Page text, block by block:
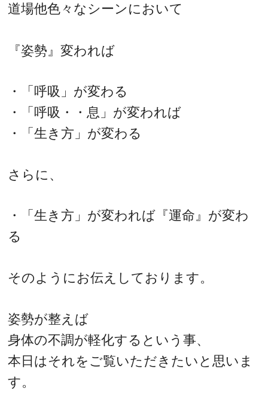
道場他色々なシーンにおいて
『姿勢』変われば
・「呼吸」が変わる
・「呼吸・・息」が変われば
・「生き方」が変わる
さらに、
・「生き方」が変われば『運命』が変わ
る
そのようにお伝えしております。
姿勢が整えば
身体の不調が軽化するという事、
本日はそれをご覧いただきたいと思いま
す。